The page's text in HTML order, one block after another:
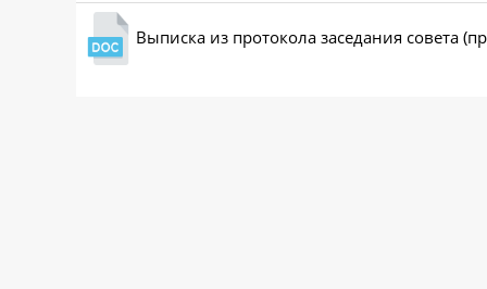
Выписка из протокола заседания совета